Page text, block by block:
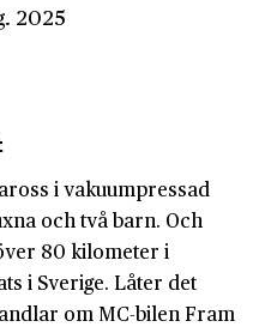
2025
i vakuum­pressad
och två barn. Och
80 kilometer i
i Sverige. Låter det
om MC-bilen Fram